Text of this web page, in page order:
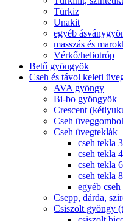
Türkiz
Unakit
egyéb
masszás és
Vérkő/heliotróp
Betű gyöngyök
Cseh és távol keleti
AVA gyöngy
Bi-bo gyöngyök
Crescent
Cseh
Cseh üvegteklák
cseh tekla
cseh tekla
cseh tekla
cseh tekla
egyéb
Csepp, dárda,
Csiszolt gyöngy